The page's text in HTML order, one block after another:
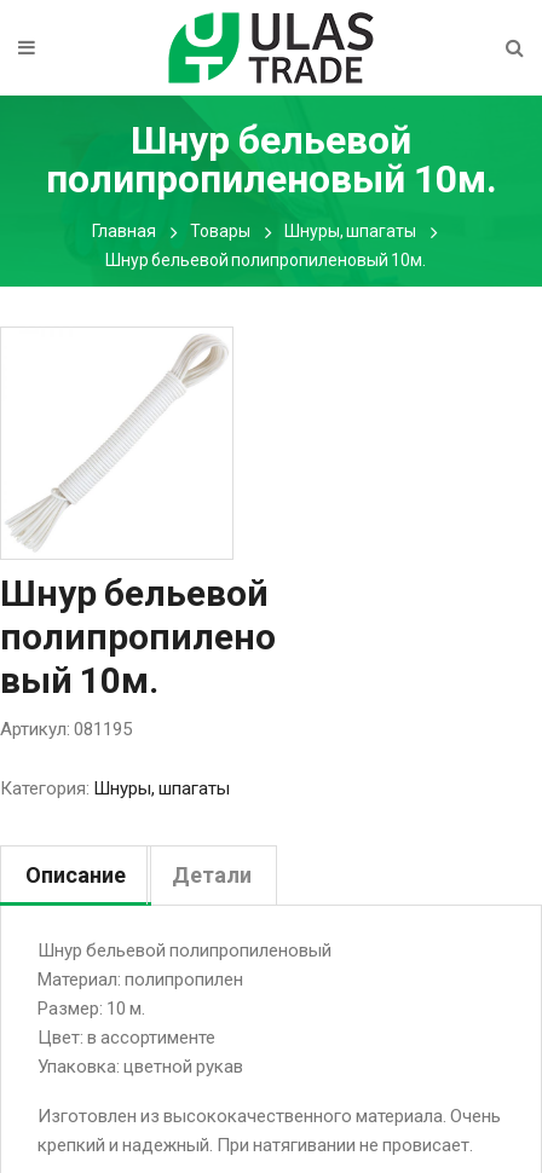
Шнур бельевой
полипропиленовый 10м.
Главная Товары
Шнуры, шпагаты
Шнур бельевой полипропиленовый 10м.
Шнур бельевой
полипропилено
вый 10м.
Артикул: 081195
Категория: Шнуры, шпагаты
Описание Детали
Шнур бельевой полипропиленовый
Материал: полипропилен
Размер: 10 м.
Цвет: в ассортименте
Упаковка: цветной рукав
Изготовлен из высококачественного материала. Очень
крепкий и надежный. При натягивании не провисает.